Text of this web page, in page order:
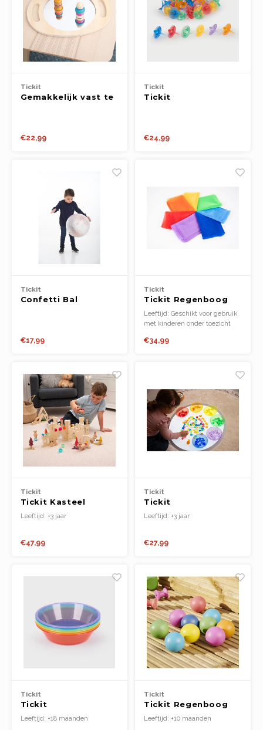
Tickit
Gemakkelijk vast te
€22,99
Tickit
Tickit
€24,99
Tickit
Confetti Bal
€17,99
Tickit
Tickit Regenboog
Organza
Leeftijd: Geschikt voor gebruik
met kinderen onder toezicht
€34,99
Tickit
Tickit Kasteel
Ontdekkings
Leeftijd: +3 jaar
€47,99
Tickit
Tickit
Doorschijnende
Leeftijd: +3 jaar
€27,99
Tickit
Tickit
Doorschijnende
Leeftijd: +18 maanden
Tickit
Tickit Regenboog
Houten Ballen
Leeftijd: +10 maanden